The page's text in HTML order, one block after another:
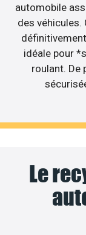
automobile
des véhicules.
idéale pour
roulant. De
Le